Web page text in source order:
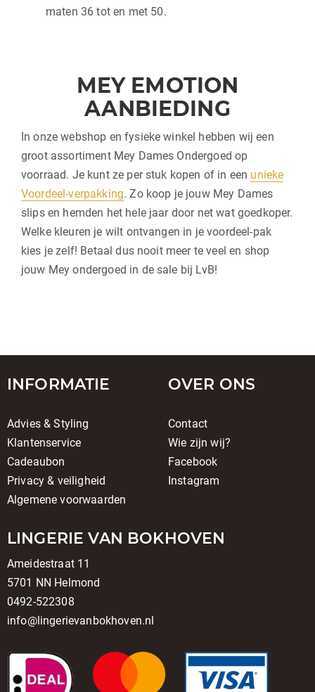
maten 36 tot en met 50.
MEY EMOTION
AANBIEDING
In onze webshop en fysieke winkel hebben wij een
groot assortiment Mey Dames Ondergoed op
voorraad. Je kunt ze per stuk kopen of in een unieke
Voordeel-verpakking. Zo koop je jouw Mey Dames
slips en hemden het hele jaar door net wat goedkoper.
Welke kleuren je wilt ontvangen in je voordeel-pak
kies je zelf! Betaal dus nooit meer te veel en shop
jouw Mey ondergoed in de sale bij LvB!
INFORMATIE
Advies & Styling
Klantenservice
Cadeaubon
Privacy & veiligheid
Algemene voorwaarden
OVER ONS
Contact
Wie zijn wij?
Facebook
Instagram
LINGERIE VAN BOKHOVEN
Ameidestraat 11
5701 NN Helmond
0492-522308
info@lingerievanbokhoven.nl